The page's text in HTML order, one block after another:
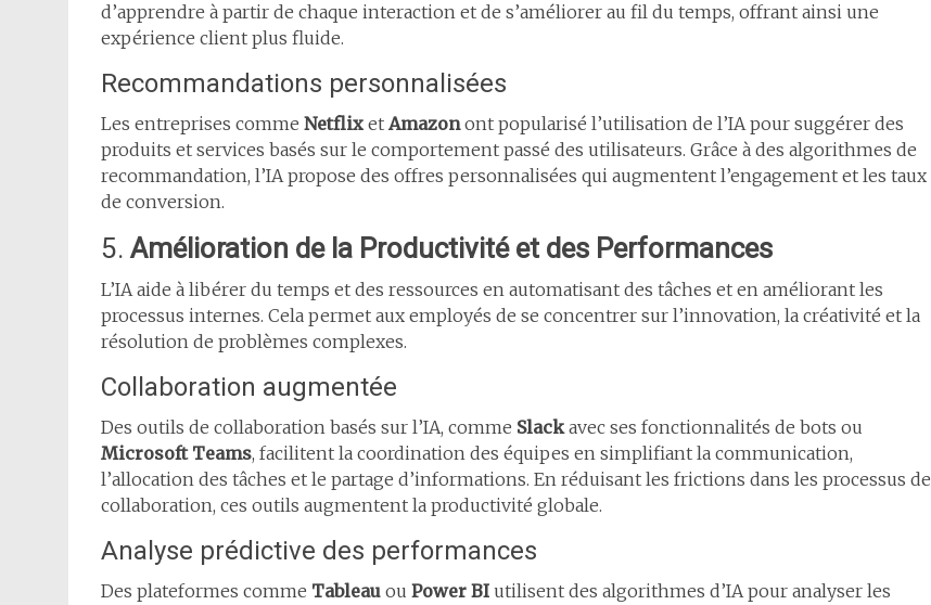
d’apprendre à partir de chaque interaction et de s’améliorer au fil du temps, offrant ainsi une
expérience client plus fluide.
Recommandations personnalisées
Les entreprises comme Netflix et Amazonont popularisé l’utilisation de l’IA pour suggérer des
produits et services basés sur le comportement passé des utilisateurs. Grâce à des algorithmes de
recommandation, l’IA propose des offres personnalisées qui augmentent l’engagement et les taux
de conversion.
5. Amélioration de la Productivité et des Performances
L’IA aide à libérer du temps et des ressources en automatisant des tâches et en améliorant les
processus internes. Cela permet aux employés de se concentrer sur l’innovation, la créativité et la
résolution de problèmes complexes.
Collaboration augmentée
Des outils de collaboration basés sur l’IA, comme Slackavec ses fonctionnalités de bots ou
Microsoft Teams, facilitent la coordination des équipes en simplifiant la communication,
l’allocation des tâches et le partage d’informations. En réduisant les frictions dans les processus de
collaboration, ces outils augmentent la productivité globale.
Analyse prédictive des performances
Des plateformes comme Tableau ou Power BI utilisent des algorithmes d’IA pour analyser les